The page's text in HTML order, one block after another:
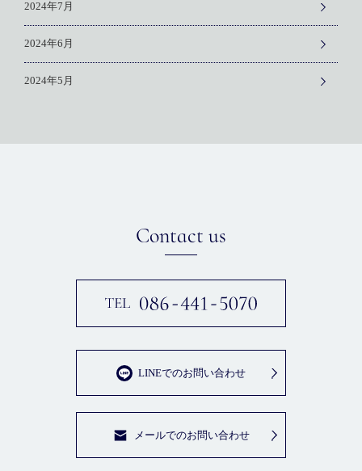
2024年7月
2024年6月
2024年5月
Contact us
LINEでのお問い合わせ
メールでのお問い合わせ